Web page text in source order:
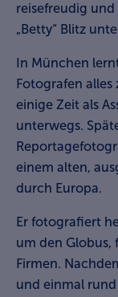
reisefreudig
„Betty“ Blitz
In München
Fotografen
einige Zeit als
unterwegs.
einem alten,
durch Europa.
Er fotografiert
um den Globus,
Firmen.
und einmal